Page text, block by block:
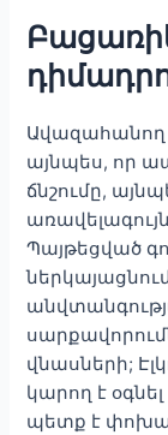
Ավազահանող
այնպես, որ
ճնշումը,
Պայթեցված
վնասների;
կարող է
պետք է